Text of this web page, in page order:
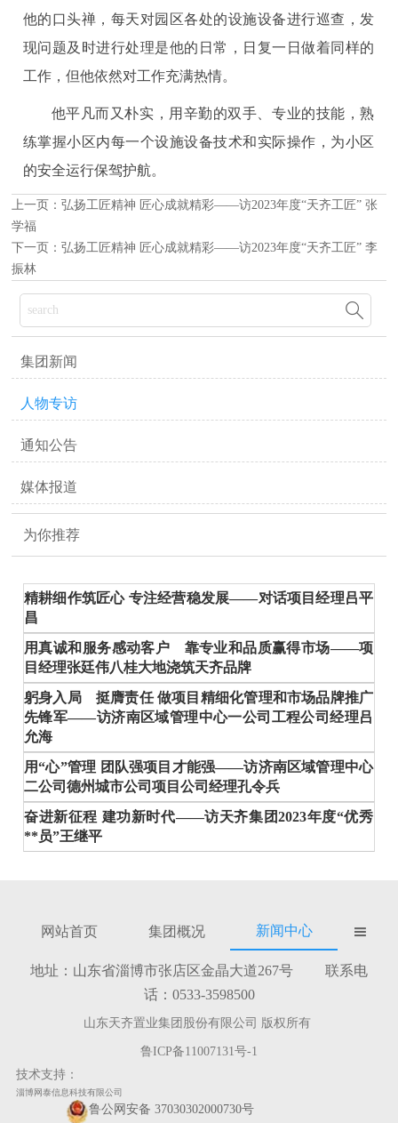
他的口头禅，每天对园区各处的设施设备进行巡查，发
现问题及时进行处理是他的日常，日复一日做着同样的
工作，但他依然对工作充满热情。
他平凡而又朴实，用辛勤的双手、专业的技能，熟
练掌握小区内每一个设施设备技术和实际操作，为小区
的安全运行保驾护航。
上一页：弘扬工匠精神 匠心成就精彩——访2023年度“天齐工匠” 张
学福
下一页：弘扬工匠精神 匠心成就精彩——访2023年度“天齐工匠” 李
振林

集团新闻
人物专访
通知公告
媒体报道
为你推荐
精耕细作筑匠心 专注经营稳发展——对话项目经理吕平
昌
用真诚和服务感动客户 靠专业和品质赢得市场——项
目经理张廷伟八桂大地浇筑天齐品牌
躬身入局 挺膺责任 做项目精细化管理和市场品牌推广
先锋军——访济南区域管理中心一公司工程公司经理吕
允海
用“心”管理 团队强项目才能强——访济南区域管理中心
二公司德州城市公司项目公司经理孔令兵
奋进新征程 建功新时代——访天齐集团2023年度“优秀
**员”王继平
网站首页 集团概况 新闻中心 
地址：山东省淄博市张店区金晶大道267号 联系电
话：0533-3598500
山东天齐置业集团股份有限公司 版权所有
鲁ICP备11007131号-1
技术支持：
淄博网泰信息科技有限公司
鲁公网安备 37030302000730号